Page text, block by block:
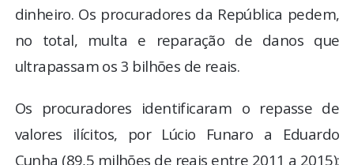
dinheiro. Os procuradores da República pedem,
no total, multa e reparação de danos que
ultrapassam os 3 bilhões de reais.
Os procuradores identificaram o repasse de
valores ilícitos, por Lúcio Funaro a Eduardo
Cunha (89,5 milhões de reais entre 2011 a 2015);